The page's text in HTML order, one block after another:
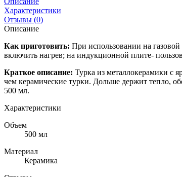
Характеристики
Отзывы (0)
Описание
Как приготовить: При использовании на газовой
включить нагрев; на индукционной плите-
Краткое описание: Турка из металлокерамики с
чем керамические турки. Дольше держит тепло,
500 мл.
Характеристики
Объем
500 мл
Материал
Керамика